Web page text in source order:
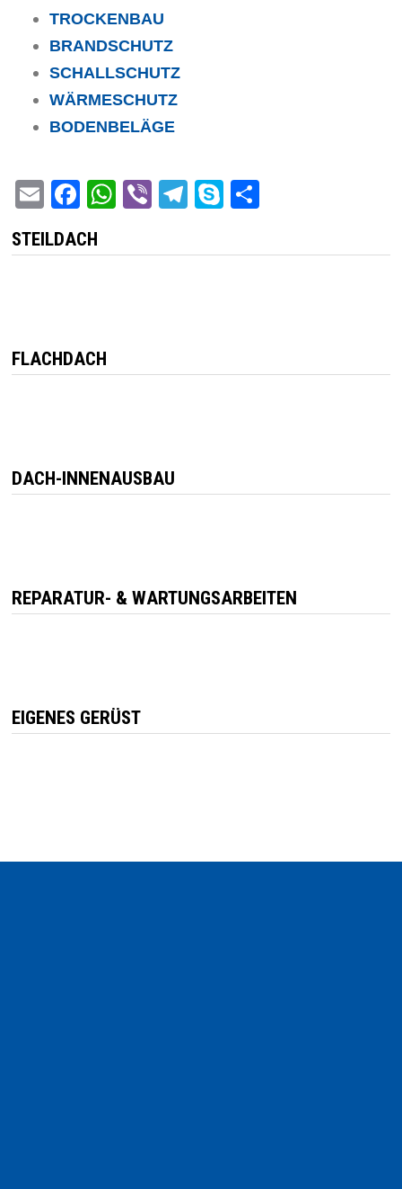
TROCKENBAU
BRANDSCHUTZ
SCHALLSCHUTZ
WÄRMESCHUTZ
BODENBELÄGE
EmailFacebook
WhatsApp
ViberTelegram
SkypeTeilen
STEILDACH
FLACHDACH
DACH-INNENAUSBAU
REPARATUR- & WARTUNGSARBEITEN
EIGENES GERÜST